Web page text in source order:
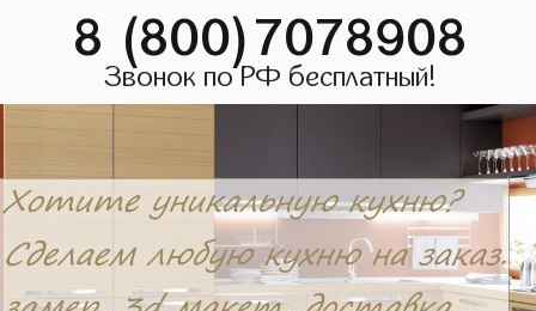
8 (800)7078908
Звонок по РФ бесплатный!